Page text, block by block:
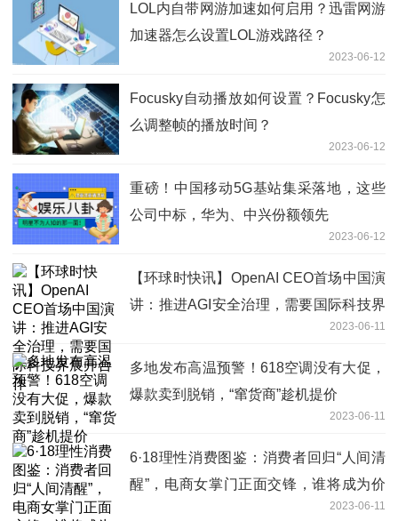
LOL内自带网游加速如何启用？迅雷网游
加速器怎么设置LOL游戏路径？
2023-06-12
Focusky自动播放如何设置？Focusky怎
么调整帧的播放时间？
2023-06-12
重磅！中国移动5G基站集采落地，这些
公司中标，华为、中兴份额领先
2023-06-12
【环球时快讯】OpenAI CEO首场中国演
讲：推进AGI安全治理，需要国际科技界
2023-06-11
多地发布高温预警！618空调没有大促，
爆款卖到脱销，“窜货商”趁机提价
2023-06-11
6·18理性消费图鉴：消费者回归“人间清
醒”，电商女掌门正面交锋，谁将成为价
2023-06-11